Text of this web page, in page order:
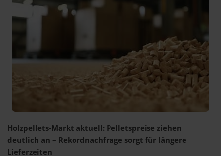
Holzpellets-Markt aktuell: Pelletspreise ziehen
deutlich an – Rekordnachfrage sorgt für längere
Lieferzeiten